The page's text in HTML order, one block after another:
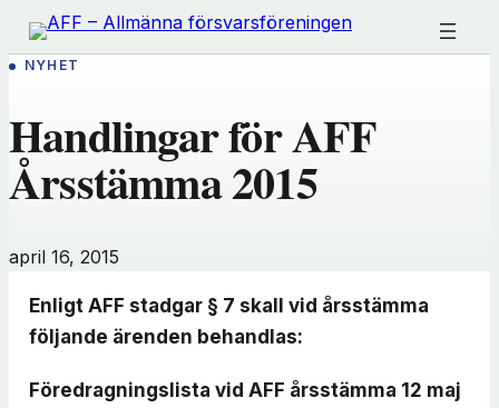
Hoppa
till
innehåll
NYHET
Handlingar för AFF
Årsstämma 2015
april 16, 2015
Enligt AFF stadgar § 7 skall vid årsstämma
följande ärenden behandlas:
Föredragningslista vid AFF årsstämma 12 maj